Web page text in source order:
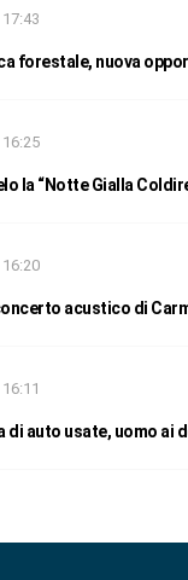
forestale, nuova
la “Notte Gialla
acustico di
di auto usate, uomo ai